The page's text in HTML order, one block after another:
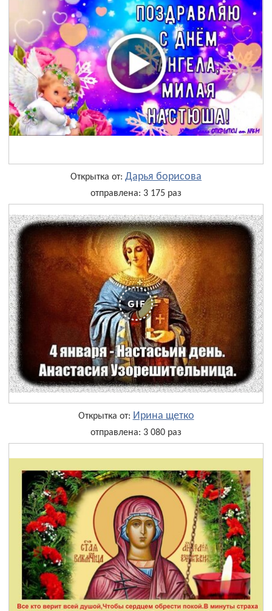
Открытка от: Дарья борисова
отправлена: 3 175 раз
Открытка от: Ирина щетко
отправлена: 3 080 раз